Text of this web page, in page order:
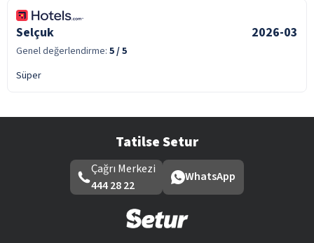
Selçuk 2026-03
Genel değerlendirme: 5/ 5
Süper
Tatilse Setur
Çağrı Merkezi
444 28 22
WhatsApp